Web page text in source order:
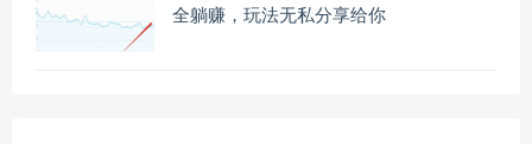
全躺赚，玩法无私分享给你